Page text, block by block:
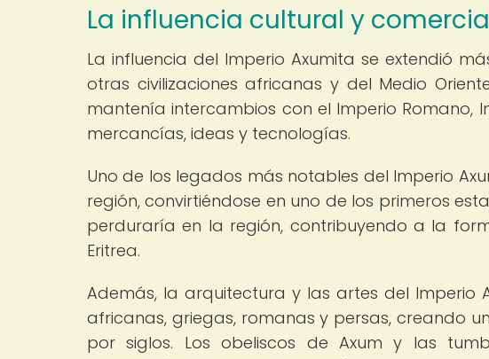
La influencia cultural y
La influencia del Imperio Axumita se extendió
otras civilizaciones africanas y del Medio
mantenía intercambios con el Imperio Romano,
mercancías, ideas y tecnologías.
Uno de los legados más notables del Imperio
región, convirtiéndose en uno de los primeros
perduraría en la región, contribuyendo a la
Eritrea.
Además, la arquitectura y las artes del Imperio
africanas, griegas, romanas y persas, creando
por siglos. Los obeliscos de Axum y las